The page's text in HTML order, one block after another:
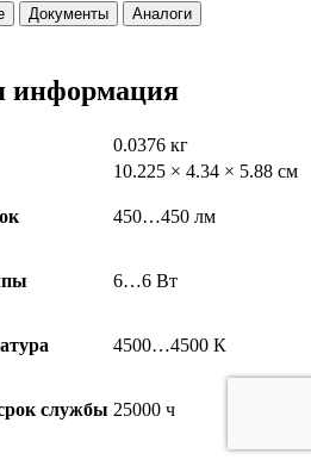
Документы
Аналоги
информация
0.0376 кг
10.225 × 4.34 × 5.88 см
450…450 лм
6…6 Вт
4500…4500 К
службы 25000 ч